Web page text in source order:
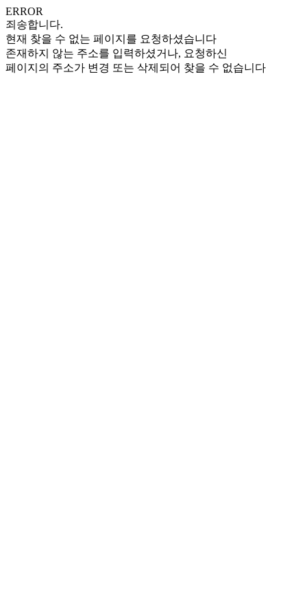
ERROR
죄송합니다.
현재 찾을 수 없는 페이지를 요청하셨습니다
존재하지 않는 주소를 입력하셨거나, 요청하신
페이지의 주소가 변경 또는 삭제되어 찾을 수 없습니다